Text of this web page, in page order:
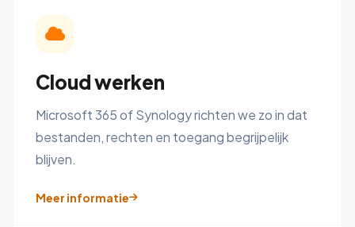
Cloud werken
Microsoft 365 of Synology richten we zo in dat
bestanden, rechten en toegang begrijpelijk
blijven.
Meer informatie